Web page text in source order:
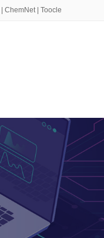
ChemNet| Toocle